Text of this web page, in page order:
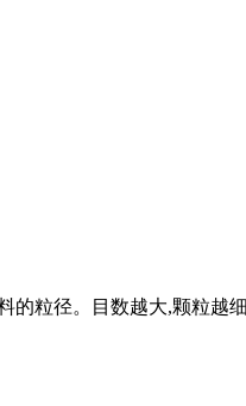
粒径。目数越大,颗粒越